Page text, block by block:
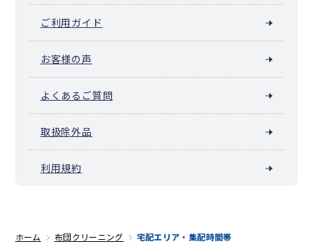
ご利用ガイド
お客様の声
よくあるご質問
取扱除外品
利用規約
ホーム 布団クリーニング 宅配エリア・集配時間帯